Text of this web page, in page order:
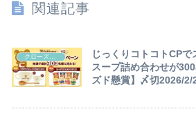
関連記事
クローズド懸賞
じっくりコトコトCP
スープ詰め合わせが
ズド懸賞】〆切2026/2/